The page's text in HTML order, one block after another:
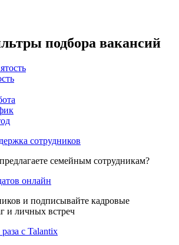
подбора вакансий
сотрудников
семейным сотрудникам?
онлайн
и подписывайте кадровые
и личных встреч
с Talantix